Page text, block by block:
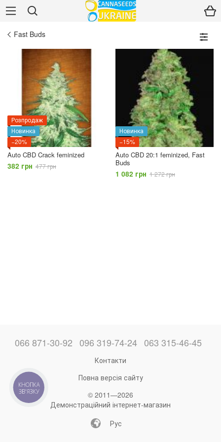
Fast Buds
Розпродаж
Новинка
−20%
Auto CBD Crack feminized
382 грн 477 грн
Новинка
−15%
Auto CBD 20:1 feminized, Fast
Buds
1 082 грн 1 272 грн
066 871-30-92 096 319-74-24 063 315-46-45
Контакти
Повна версія сайту
© 2011—2026
Демонстраційний інтернет-магазин
Рус
КНОПКА
ЗВ'ЯЗКУ